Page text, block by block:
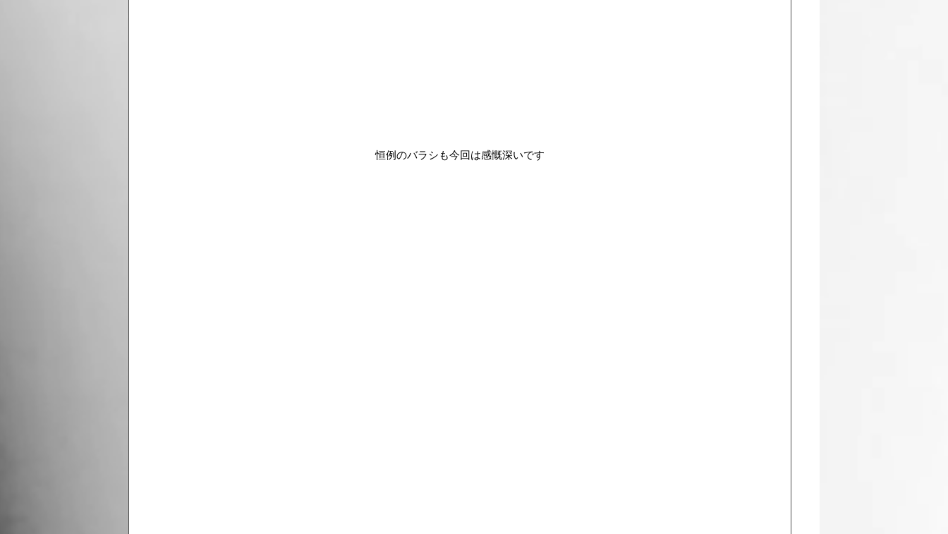
恒例のバラシも今回は感慨深いです